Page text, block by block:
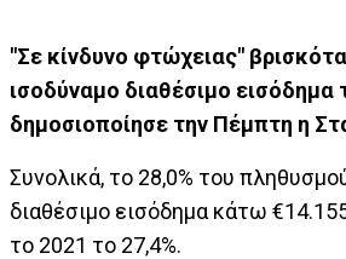
"Σε κίνδυνο φτώχειας"
ισοδύναμο διαθέσιμο
δημοσιοποίησε την Πέμπτη η
Συνολικά, το 28,0% του
διαθέσιμο εισόδημα κάτω
το 2021 το 27,4%.